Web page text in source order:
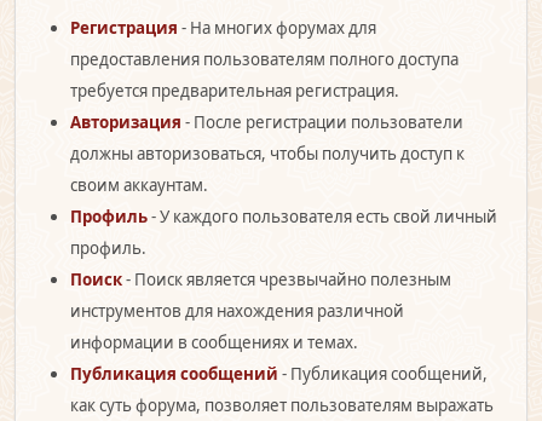
Регистрация - На многих форумах для
предоставления пользователям полного доступа
требуется предварительная регистрация.
Авторизация - После регистрации пользователи
должны авторизоваться, чтобы получить доступ к
своим аккаунтам.
Профиль- У каждого пользователя есть свой личный
профиль.
Поиск- Поиск является чрезвычайно полезным
инструментов для нахождения различной
информации в сообщениях и темах.
Публикация сообщений - Публикация сообщений,
как суть форума, позволяет пользователям выражать